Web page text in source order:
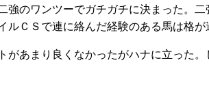
のワンツーでガチガチに決まった。
ＣＳで連に絡んだ経験のある馬は格が
あまり良くなかったがハナに立った